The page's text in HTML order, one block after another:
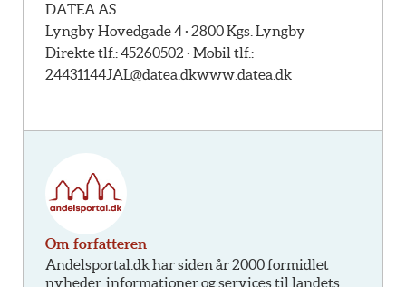
DATEA AS
Lyngby Hovedgade 4 · 2800 Kgs. Lyngby
Direkte tlf.: 45260502 · Mobil tlf.:
24431144JAL@datea.dkwww.datea.dk
Om forfatteren
Andelsportal.dk har siden år 2000 formidlet
nyheder, informationer og services til landets